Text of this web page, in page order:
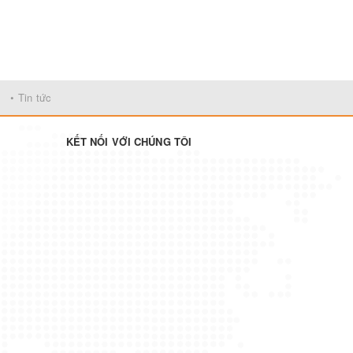
• Tin tức
KẾT NỐI VỚI CHÚNG TÔI